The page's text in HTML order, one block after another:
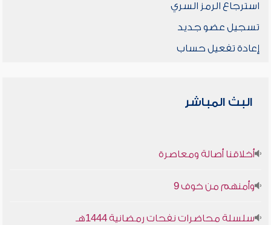
استرجاع الرمز السري
تسجيل عضو جديد
إعادة تفعيل حساب
البث المباشر
أخلاقنا أصالة ومعاصرة
وأمنهم من خوف 9
سلسلة محاضرات نفحات رمضانية 1444هـ